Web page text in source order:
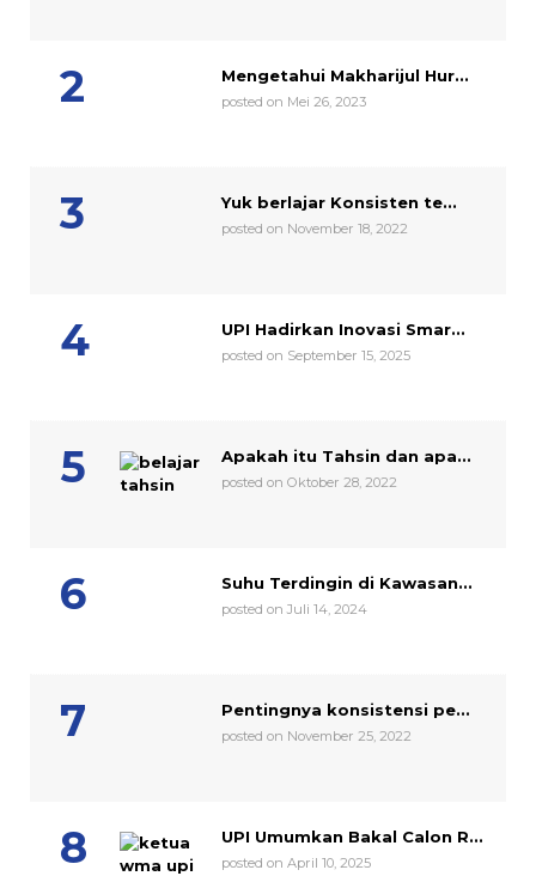
Mengetahui Makharijul Hur...
posted on Mei 26, 2023
Yuk berlajar Konsisten te...
posted on November 18, 2022
UPI Hadirkan Inovasi Smar...
posted on September 15, 2025
Apakah itu Tahsin dan apa...
posted on Oktober 28, 2022
Suhu Terdingin di Kawasan...
posted on Juli 14, 2024
Pentingnya konsistensi pe...
posted on November 25, 2022
UPI Umumkan Bakal Calon R...
posted on April 10, 2025